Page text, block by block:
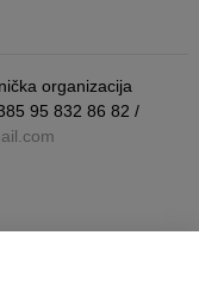
organizacija
95 832 86 82 /